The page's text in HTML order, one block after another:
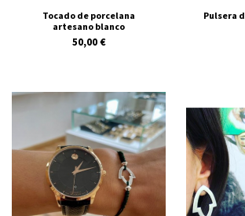
Tocado de porcelana
artesano blanco
50,00 €
Pulsera